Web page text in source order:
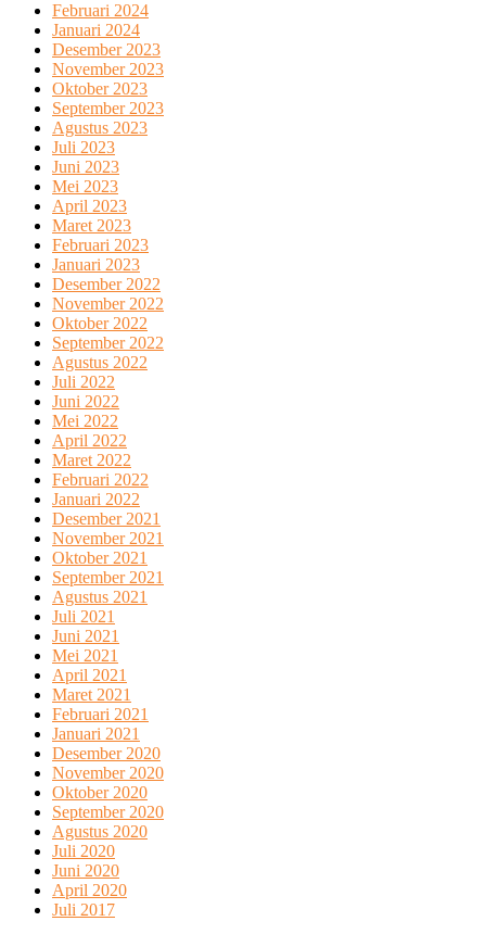
Februari 2024
Januari 2024
Desember 2023
November 2023
Oktober 2023
September 2023
Agustus 2023
Juli 2023
Juni 2023
Mei 2023
April 2023
Maret 2023
Februari 2023
Januari 2023
Desember 2022
November 2022
Oktober 2022
September 2022
Agustus 2022
Juli 2022
Juni 2022
Mei 2022
April 2022
Maret 2022
Februari 2022
Januari 2022
Desember 2021
November 2021
Oktober 2021
September 2021
Agustus 2021
Juli 2021
Juni 2021
Mei 2021
April 2021
Maret 2021
Februari 2021
Januari 2021
Desember 2020
November 2020
Oktober 2020
September 2020
Agustus 2020
Juli 2020
Juni 2020
April 2020
Juli 2017